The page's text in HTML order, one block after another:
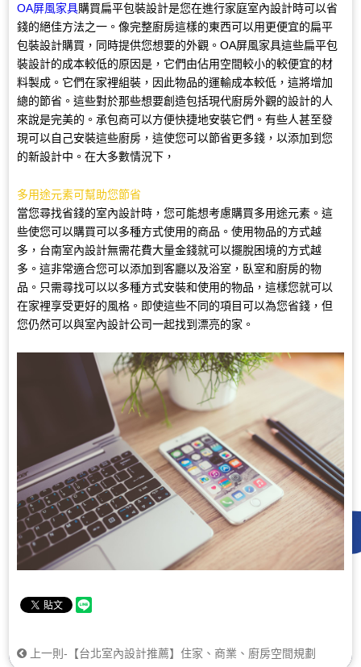
OA屏風家具購買扁平包裝設計是您在進行家庭室內設計時可以省
錢的絕佳方法之一。像完整廚房這樣的東西可以用更便宜的扁平
包裝設計購買，同時提供您想要的外觀。OA屏風家具這些扁平包
裝設計的成本較低的原因是，它們由佔用空間較小的較便宜的材
料製成。它們在家裡組裝，因此物品的運輸成本較低，這將增加
總的節省。這些對於那些想要創造包括現代廚房外觀的設計的人
來說是完美的。承包商可以方便快捷地安裝它們。有些人甚至發
現可以自己安裝這些廚房，這使您可以節省更多錢，以添加到您
的新設計中。在大多數情況下，
多用途元素可幫助您節省
當您尋找省錢的室內設計時，您可能想考慮購買多用途元素。這
些使您可以購買可以多種方式使用的商品。使用物品的方式越
多，台南室內設計無需花費大量金錢就可以擺脫困境的方式越
多。這非常適合您可以添加到客廳以及浴室，臥室和廚房的物
品。只需尋找可以以多種方式安裝和使用的物品，這樣您就可以
在家裡享受更好的風格。即使這些不同的項目可以為您省錢，但
您仍然可以與室內設計公司一起找到漂亮的家。
上一則-【台北室內設計推薦】住家、商業、廚房空間規劃